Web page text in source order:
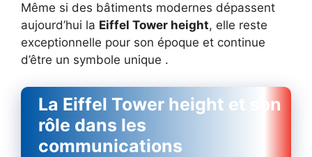
Même si des bâtiments modernes dépassent
aujourd’hui la Eiffel Tower height, elle reste
exceptionnelle pour son époque et continue
d’être un symbole unique .
La Eiffel Tower height et son
rôle dans les
communications